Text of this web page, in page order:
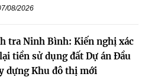
08/2026
tra Ninh Bình: Kiến nghị xác
tiền sử dụng đất Dự án Đầu
dựng Khu đô thị mới